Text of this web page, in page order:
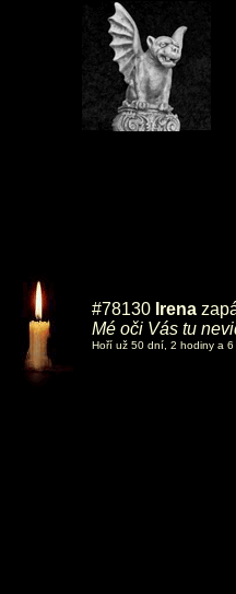
#78130 Irena
Mé oči Vás tu
Hoří už 50 dní, 2 hodiny a 6